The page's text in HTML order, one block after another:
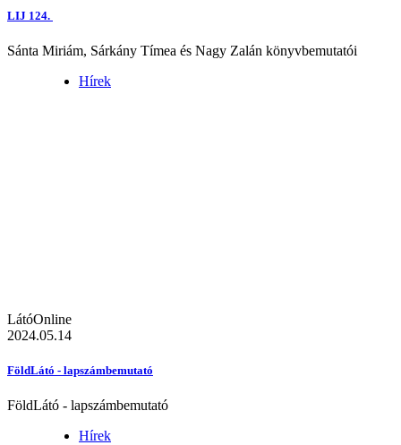
LIJ 124.
Sánta Miriám, Sárkány Tímea és Nagy Zalán könyvbemutatói
Hírek
LátóOnline
2024.05.14
FöldLátó - lapszámbemutató
FöldLátó - lapszámbemutató
Hírek